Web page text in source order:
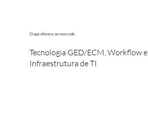
O que oferece ao mercado
Tecnologia GED/ECM, Workflow e
Infraestrutura de TI